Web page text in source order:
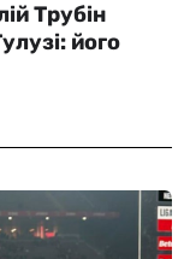
Трубін
його